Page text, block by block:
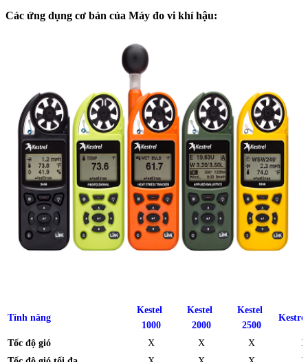
Các ứng dụng cơ bản của Máy đo vi khí hậu:
Tính năng
Kestel
1000
Kestel
2000
Kestel
2500
Tốc độ gió X X X
X